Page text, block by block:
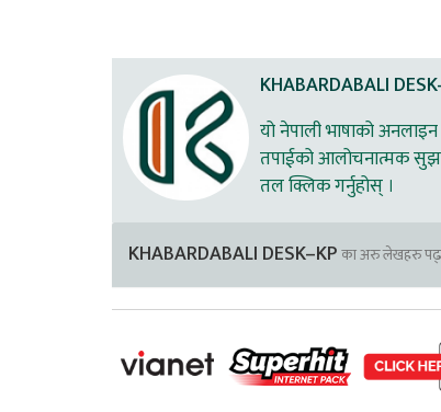
KHABARDABALI
यो नेपाली भाषाको
तपाईको आलोचनात्मक
तल क्लिक गर्नुहोस् ।
KHABARDABALI DESK–KPका अरु लेखहरु